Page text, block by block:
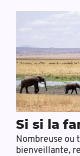
Si si la
Nombreuse ou
bienveillante,